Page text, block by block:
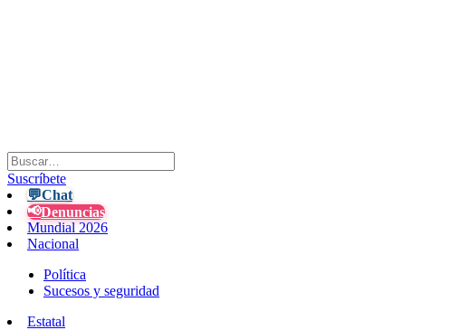
Suscríbete
💬Chat
📢Denuncias
Mundial 2026
Nacional
Política
Sucesos y seguridad
Estatal